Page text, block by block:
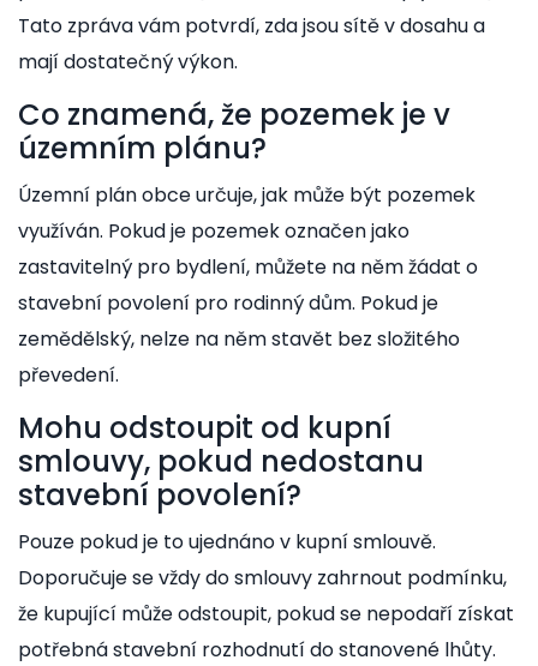
Tato zpráva vám potvrdí, zda jsou sítě v dosahu a
mají dostatečný výkon.
Co znamená, že pozemek je v
územním plánu?
Územní plán obce určuje, jak může být pozemek
využíván. Pokud je pozemek označen jako
zastavitelný pro bydlení, můžete na něm žádat o
stavební povolení pro rodinný dům. Pokud je
zemědělský, nelze na něm stavět bez složitého
převedení.
Mohu odstoupit od kupní
smlouvy, pokud nedostanu
stavební povolení?
Pouze pokud je to ujednáno v kupní smlouvě.
Doporučuje se vždy do smlouvy zahrnout podmínku,
že kupující může odstoupit, pokud se nepodaří získat
potřebná stavební rozhodnutí do stanovené lhůty.